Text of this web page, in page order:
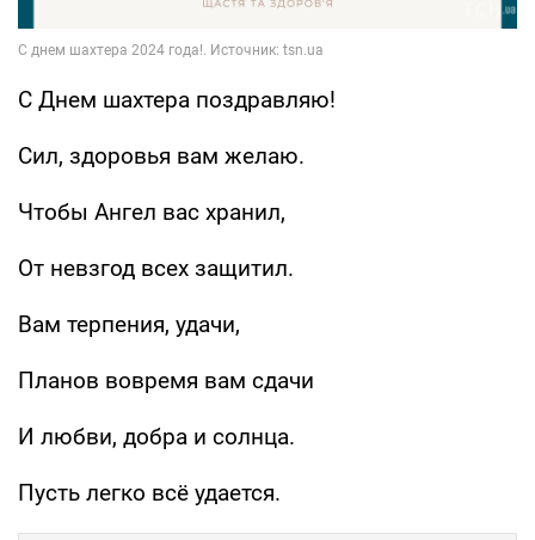
С Днем шахтера поздравляю!
Сил, здоровья вам желаю.
Чтобы Ангел вас хранил,
От невзгод всех защитил.
Вам терпения, удачи,
Планов вовремя вам сдачи
И любви, добра и солнца.
Пусть легко всё удается.